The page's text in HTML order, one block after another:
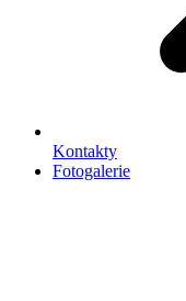
Kontakty
Fotogalerie